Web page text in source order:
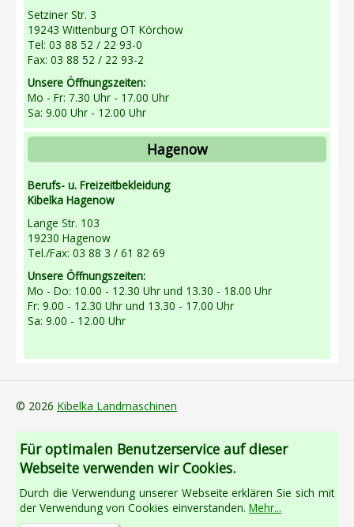
Setziner Str. 3
19243 Wittenburg OT Körchow
Tel: 03 88 52 / 22 93-0
Fax: 03 88 52 / 22 93-2
Unsere Öffnungszeiten:
Mo - Fr: 7.30 Uhr - 17.00 Uhr
Sa: 9.00 Uhr - 12.00 Uhr
Hagenow
Berufs- u. Freizeitbekleidung
Kibelka Hagenow
Lange Str. 103
19230 Hagenow
Tel./Fax: 03 88 3 / 61 82 69
Unsere Öffnungszeiten:
Mo - Do: 10.00 - 12.30 Uhr und 13.30 - 18.00 Uhr
Fr: 9.00 - 12.30 Uhr und 13.30 - 17.00 Uhr
Sa: 9.00 - 12.00 Uhr
© 2026 Kibelka Landmaschinen
Für optimalen Benutzerservice auf dieser
Webseite verwenden wir Cookies.
Durch die Verwendung unserer Webseite erklären Sie sich mit
der Verwendung von Cookies einverstanden. Mehr...